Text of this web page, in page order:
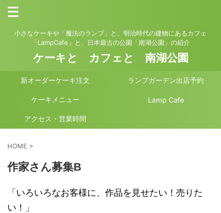
小さなケーキや「魔法のランプ」と、明治時代の建物にあるカフェ
「LampCafe」と、日本最古の公園「南湖公園」の紹介
ケーキと カフェと 南湖公園
新オーダーケーキ注文 ランプガーデン出店予約
ケーキメニュー Lamp Cafe
アクセス・営業時間
HOME >
作家さん募集B
「いろいろなお客様に、作品を見せたい！売りた
い！」